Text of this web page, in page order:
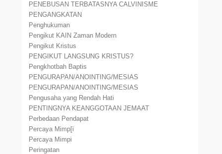
PENEBUSAN TERBATASNYA CALVINISME
PENGANGKATAN
Penghukuman
Pengikut KAIN Zaman Modern
Pengikut Kristus
PENGIKUT LANGSUNG KRISTUS?
Pengkhotbah Baptis
PENGURAPAN/ANOINTING/MESIAS
PENGURAPAN/ANOINTING/MESIAS
Pengusaha yang Rendah Hati
PENTINGNYA KEANGGOTAAN JEMAAT
Perbedaan Pendapat
Percaya Mimp[i
Percaya Mimpi
Peringatan